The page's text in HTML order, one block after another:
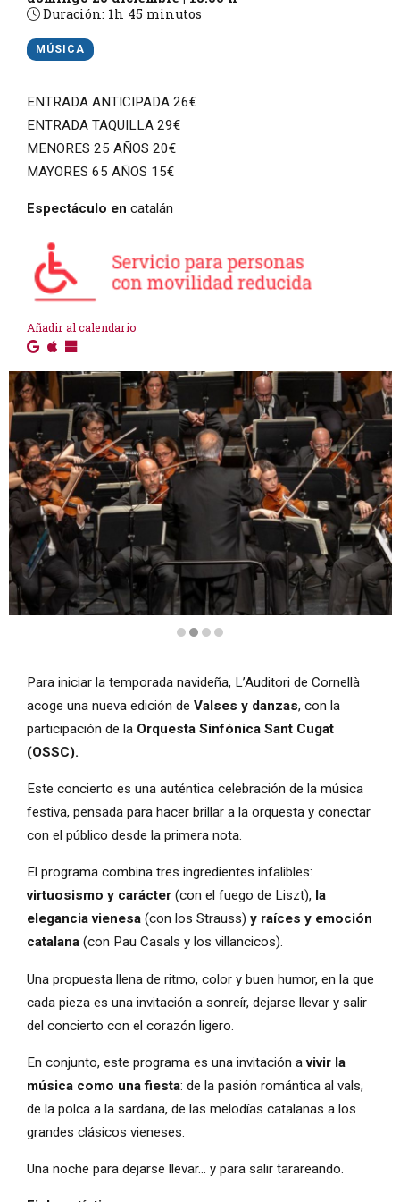
Duración:1h 45 minutos
MÚSICA
ENTRADA ANTICIPADA 26€
ENTRADA TAQUILLA 29€
MENORES 25 AÑOS 20€
MAYORES 65 AÑOS 15€
Espectáculo en catalán
Añadir al calendario
Para iniciar la temporada navideña, L’Auditori de Cornellà
acoge una nueva edición de Valses y danzas, con la
participación de la Orquesta Sinfónica Sant Cugat
(OSSC).
Este concierto es una auténtica celebración de la música
festiva, pensada para hacer brillar a la orquesta y conectar
con el público desde la primera nota.
El programa combina tres ingredientes infalibles:
virtuosismo y carácter(con el fuego de Liszt), la
elegancia vienesa(con los Strauss) y raíces y emoción
catalana(con Pau Casals y los villancicos).
Una propuesta llena de ritmo, color y buen humor, en la que
cada pieza es una invitación a sonreír, dejarse llevar y salir
del concierto con el corazón ligero.
En conjunto, este programa es una invitación avivir la
música como una fiesta: de la pasión romántica al vals,
de la polca a la sardana, de las melodías catalanas a los
grandes clásicos vieneses.
Una noche para dejarse llevar… y para salir tarareando.